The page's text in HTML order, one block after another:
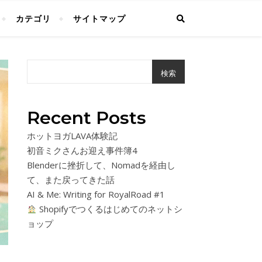
カテゴリ サイトマップ
検索
Recent Posts
ホットヨガLAVA体験記
初音ミクさんお迎え事件簿4
Blenderに挫折して、Nomadを経由し
て、また戻ってきた話
AI & Me: Writing for RoyalRoad #1
Shopifyでつくるはじめてのネットシ
ョップ